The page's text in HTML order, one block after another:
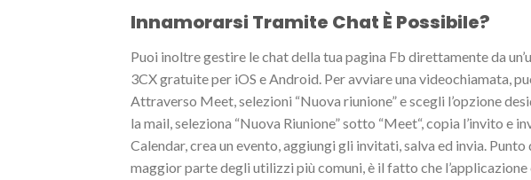
Innamorarsi Tramite Chat È Possibile?
Puoi inoltre gestire le chat della tua pagina Fb direttamente da
3CX gratuite per iOS e Android. Per avviare una videochiamata,
Attraverso Meet, selezioni “Nuova riunione” e scegli l’opzione
la mail, seleziona “Nuova Riunione” sotto “Meet“, copia l’invito e
Calendar, crea un evento, aggiungi gli invitati, salva ed invia.
maggior parte degli utilizzi più comuni, è il fatto che